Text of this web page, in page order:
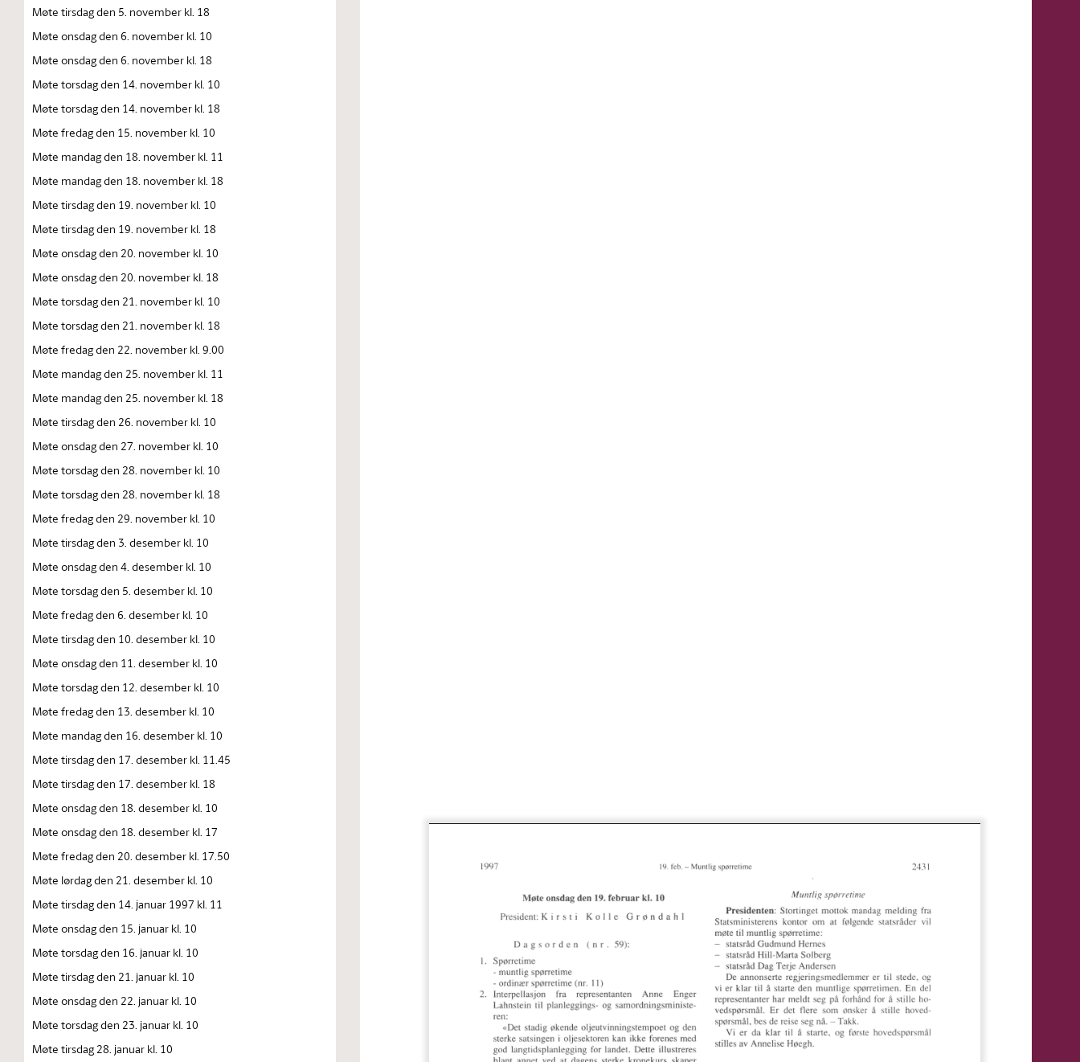
Møte tirsdag den 5. november kl. 18
Møte onsdag den 6. november kl. 10
Møte onsdag den 6. november kl. 18
Møte torsdag den 14. november kl. 10
Møte torsdag den 14. november kl. 18
Møte fredag den 15. november kl. 10
Møte mandag den 18. november kl. 11
Møte mandag den 18. november kl. 18
Møte tirsdag den 19. november kl. 10
Møte tirsdag den 19. november kl. 18
Møte onsdag den 20. november kl. 10
Møte onsdag den 20. november kl. 18
Møte torsdag den 21. november kl. 10
Møte torsdag den 21. november kl. 18
Møte fredag den 22. november kl. 9.00
Møte mandag den 25. november kl. 11
Møte mandag den 25. november kl. 18
Møte tirsdag den 26. november kl. 10
Møte onsdag den 27. november kl. 10
Møte torsdag den 28. november kl. 10
Møte torsdag den 28. november kl. 18
Møte fredag den 29. november kl. 10
Møte tirsdag den 3. desember kl. 10
Møte onsdag den 4. desember kl. 10
Møte torsdag den 5. desember kl. 10
Møte fredag den 6. desember kl. 10
Møte tirsdag den 10. desember kl. 10
Møte onsdag den 11. desember kl. 10
Møte torsdag den 12. desember kl. 10
Møte fredag den 13. desember kl. 10
Møte mandag den 16. desember kl. 10
Møte tirsdag den 17. desember kl. 11.45
Møte tirsdag den 17. desember kl. 18
Møte onsdag den 18. desember kl. 10
Møte onsdag den 18. desember kl. 17
Møte fredag den 20. desember kl. 17.50
Møte lørdag den 21. desember kl. 10
Møte tirsdag den 14. januar 1997 kl. 11
Møte onsdag den 15. januar kl. 10
Møte torsdag den 16. januar kl. 10
Møte tirsdag den 21. januar kl. 10
Møte onsdag den 22. januar kl. 10
Møte torsdag den 23. januar kl. 10
Møte tirsdag 28. januar kl. 10